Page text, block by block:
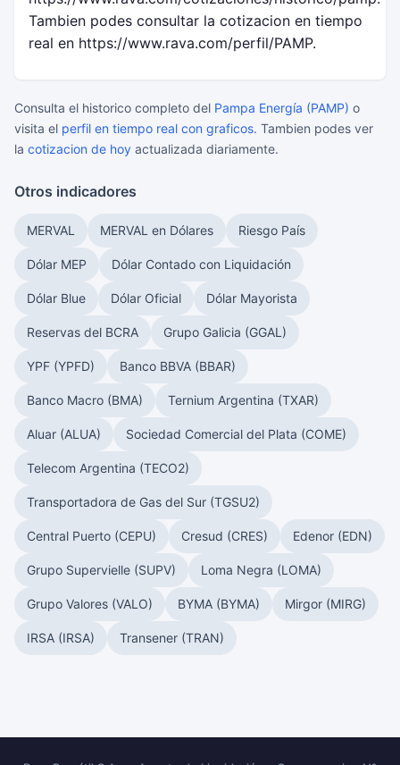
Tambien podes consultar la cotizacion en tiempo
real en https://www.rava.com/perfil/PAMP.
Consulta el historico completo del Pampa Energía (PAMP) o
visita el perfil en tiempo real con graficos. Tambien podes ver
la cotizacion de hoy actualizada diariamente.
Otros indicadores
MERVAL MERVAL en Dólares Riesgo País
Dólar MEP Dólar Contado con Liquidación
Dólar Blue Dólar Oficial Dólar Mayorista
Reservas del BCRA Grupo Galicia (GGAL)
YPF (YPFD) Banco BBVA (BBAR)
Banco Macro (BMA) Ternium Argentina (TXAR)
Aluar (ALUA) Sociedad Comercial del Plata (COME)
Telecom Argentina (TECO2)
Transportadora de Gas del Sur (TGSU2)
Central Puerto (CEPU) Cresud (CRES) Edenor (EDN)
Grupo Supervielle (SUPV) Loma Negra (LOMA)
Grupo Valores (VALO) BYMA (BYMA) Mirgor (MIRG)
IRSA (IRSA) Transener (TRAN)